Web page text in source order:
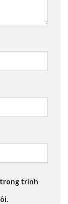
trong trình